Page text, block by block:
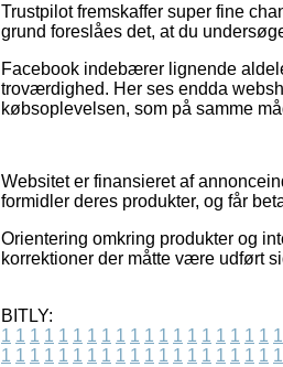
Trustpilot fremskaffer super fine
grund foreslåes det, at du
Facebook indebærer lignende
troværdighed. Her ses endda
købsoplevelsen, som på samme
Websitet er finansieret af
formidler deres produkter, og får
Orientering omkring produkter og
korrektioner der måtte være udført
BITLY:
1 1 1 1 1 1 1 1 1 1 1 1 1 1 1 1 1 1 1 1
1 1 1 1 1 1 1 1 1 1 1 1 1 1 1 1 1 1 1 1